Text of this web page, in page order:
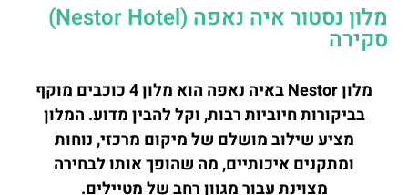
מלון נסטור איה נאפה (Nestor Hotel)
סקירה
מלון Nestor באיה נאפה הוא מלון 4 כוכבים מוקף
בביקורות חיוביות רבות, וקל להבין מדוע. המלון
מציע שילוב מושלם של מיקום מרכזי, נוחות
ומתקנים איכותיים, מה שהופך אותו לבחירה
מצוינת עבור מגוון רחב של מטיילים.